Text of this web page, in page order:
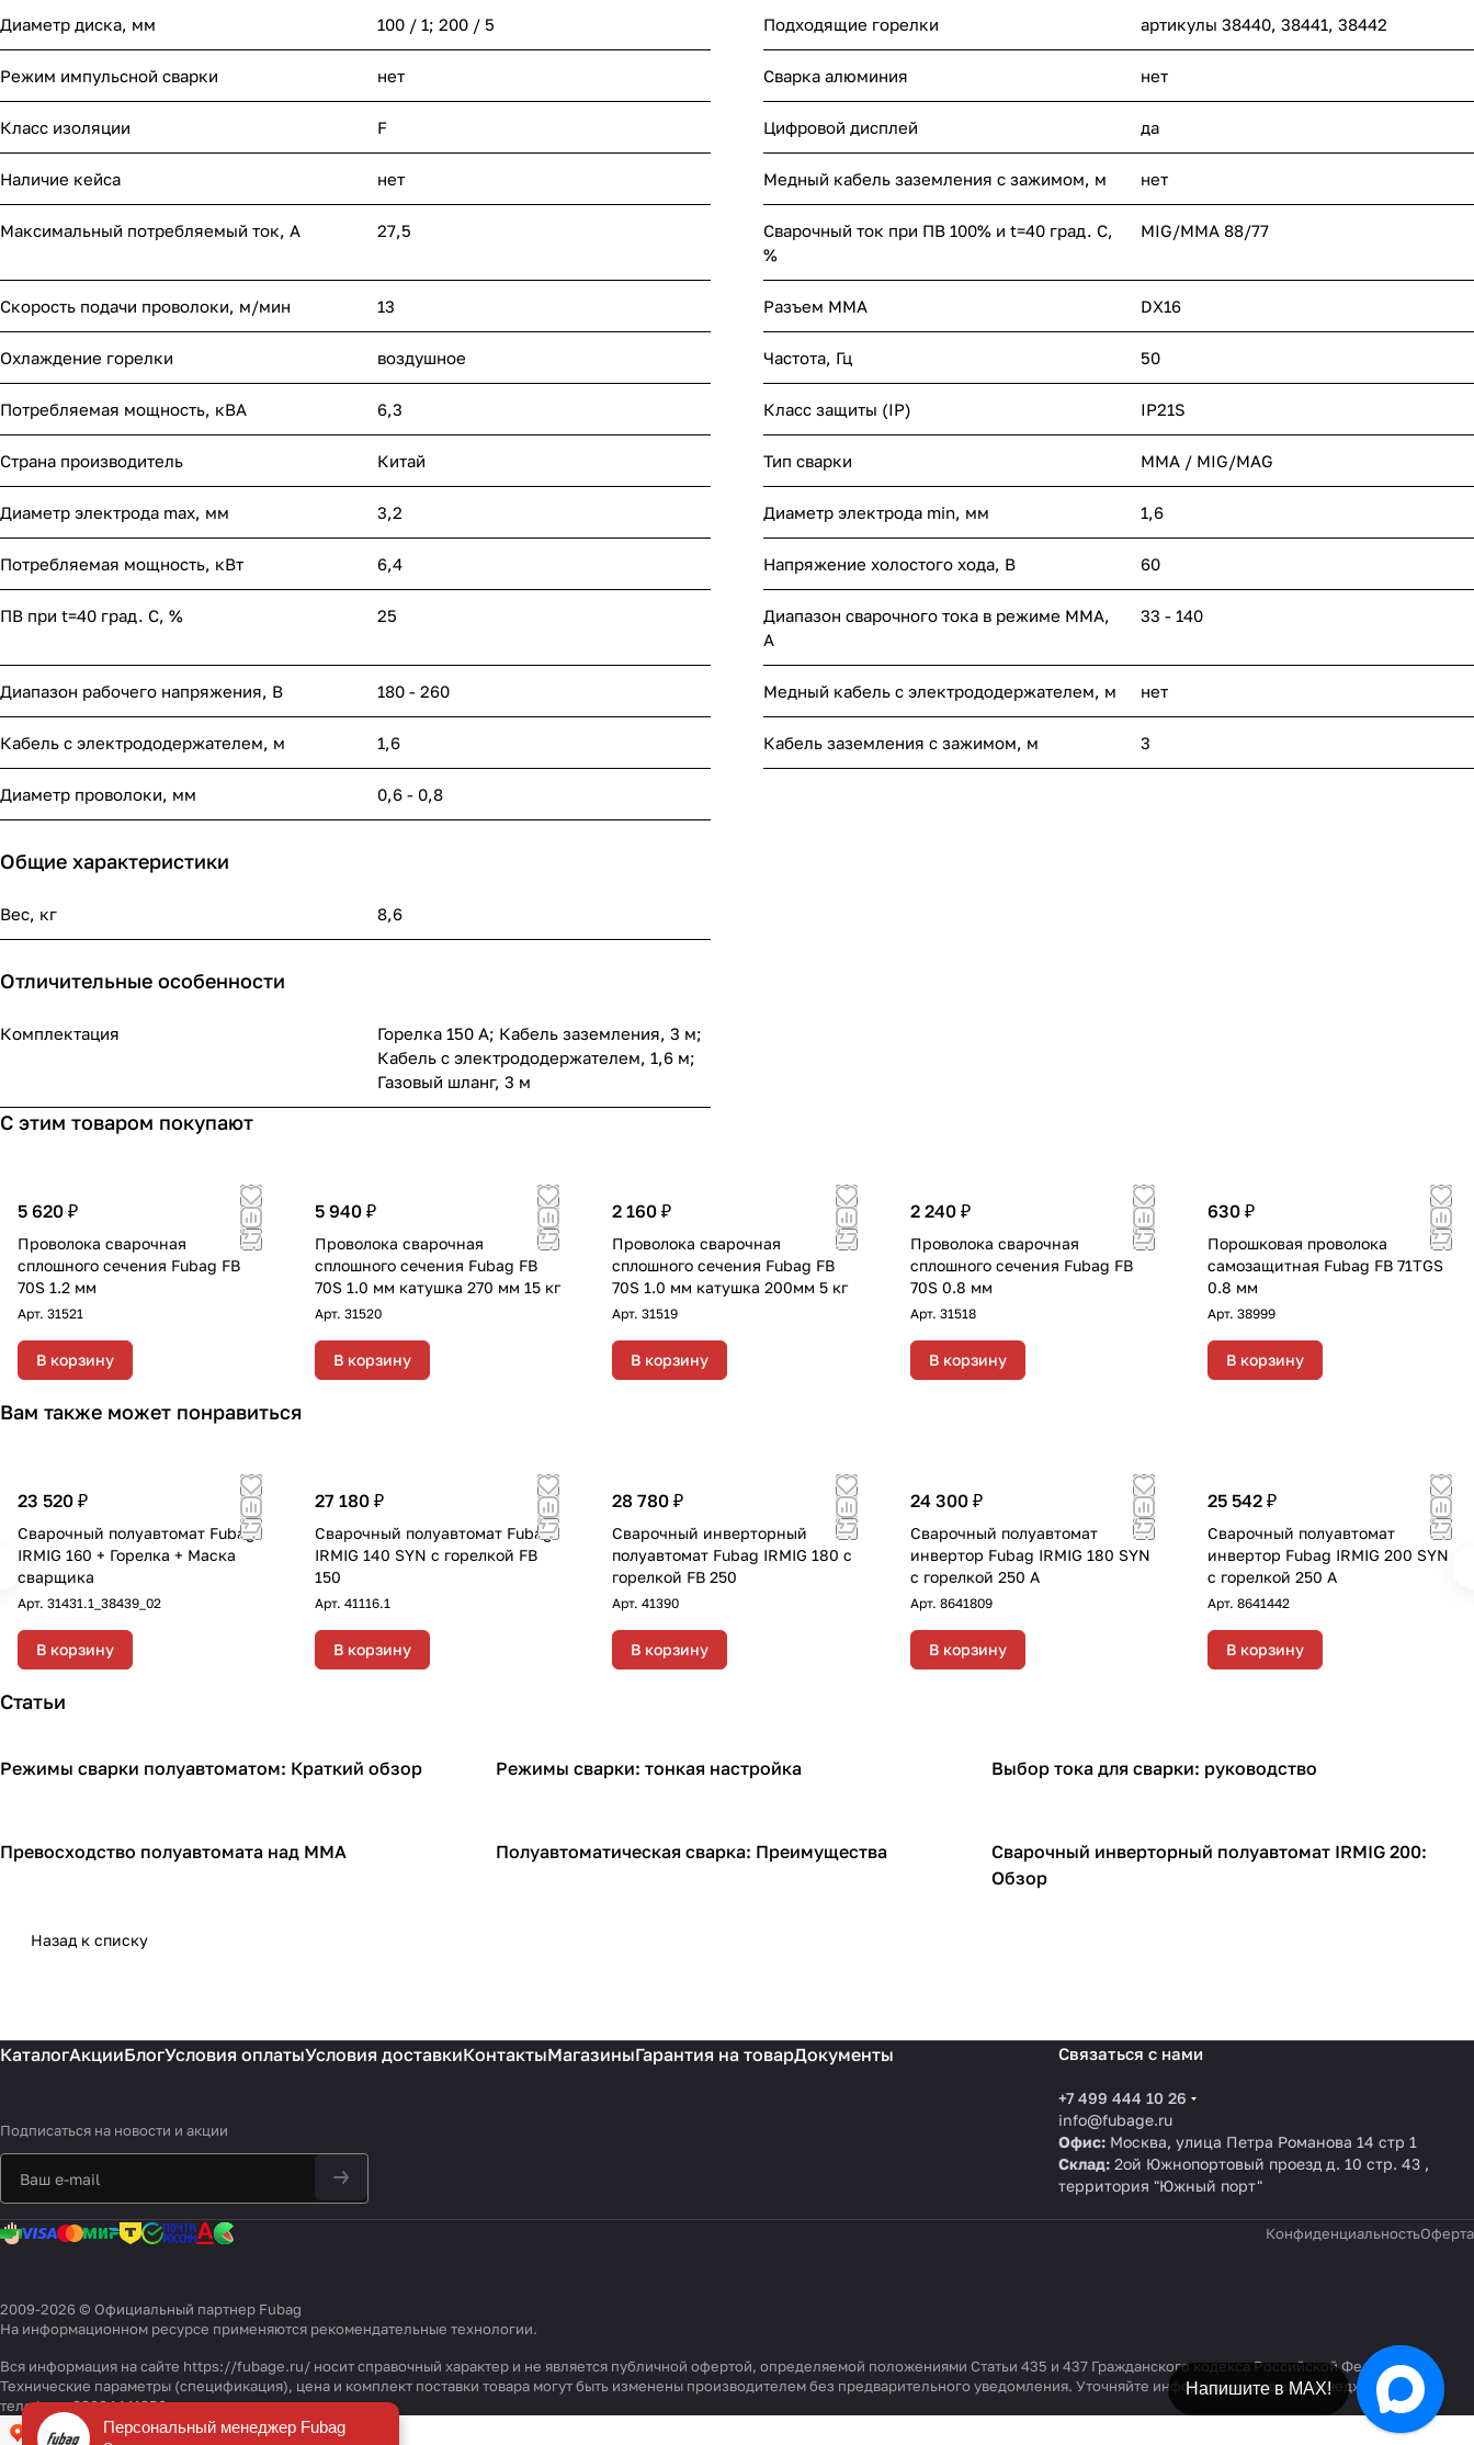
Диаметр диска, мм 100 / 1; 200 / 5 Подходящие горелки артикулы 38440, 38441, 38442
Режим импульсной сварки нет Сварка алюминия нет
Класс изоляции F Цифровой дисплей да
Наличие кейса нет Медный кабель заземления с зажимом, м нет
Максимальный потребляемый ток, А 27,5
Сварочный ток при ПВ 100% и t=40 град. С,
%
MIG/MMA 88/77
Скорость подачи проволоки, м/мин 13 Разъем ММА DX16
Охлаждение горелки воздушное Частота, Гц 50
Потребляемая мощность, кВА 6,3 Класс защиты (IP) IP21S
Страна производитель Китай Тип сварки MMA / MIG/MAG
Диаметр электрода max, мм 3,2 Диаметр электрода min, мм 1,6
Потребляемая мощность, кВт 6,4 Напряжение холостого хода, В 60
ПВ при t=40 град. С, % 25
Диапазон сварочного тока в режиме ММА,
А
33 - 140
Диапазон рабочего напряжения, B 180 - 260 Медный кабель с электрододержателем, м нет
Кабель с электрододержателем, м 1,6 Кабель заземления с зажимом, м 3
Диаметр проволоки, мм 0,6 - 0,8
Общие характеристики
Вес, кг 8,6
Отличительные особенности
Комплектация
Горелка 150 А; Кабель заземления, 3 м;
Кабель с электрододержателем, 1,6 м;
Газовый шланг, 3 м
С этим товаром покупают
5 620 ₽
Проволока сварочная
сплошного сечения Fubag FB
70S 1.2 мм
Арт. 31521
В корзину
5 940 ₽
Проволока сварочная
сплошного сечения Fubag FB
70S 1.0 мм катушка 270 мм 15 кг
Арт.31520
В корзину
2 160 ₽
Проволока сварочная
сплошного сечения Fubag FB
70S 1.0 мм катушка 200мм 5 кг
Арт.31519
В корзину
2 240 ₽
Проволока сварочная
сплошного сечения Fubag FB
70S 0.8 мм
Арт. 31518
В корзину
630 ₽
Порошковая проволока
самозащитная Fubag FB 71TGS
0.8 мм
Арт. 38999
В корзину
Вам также может понравиться
23 520 ₽
Сварочный полуавтомат Fubag
IRMIG 160 + Горелка + Маска
сварщика
Арт. 31431.1_38439_02
В корзину
27 180 ₽
Сварочный полуавтомат Fubag
IRMIG 140 SYN с горелкой FB
150
Арт.41116.1
В корзину
28 780 ₽
Сварочный инверторный
полуавтомат Fubag IRMIG 180 с
горелкой FB 250
Арт.41390
В корзину
24 300 ₽
Сварочный полуавтомат
инвертор Fubag IRMIG 180 SYN
с горелкой 250 А
Арт. 8641809
В корзину
25 542 ₽
Сварочный полуавтомат
инвертор Fubag IRMIG 200 SYN
с горелкой 250 А
Арт. 8641442
В корзину
Статьи
Сварочное оборудование
Режимы сварки полуавтоматом: Краткий обзор Сварочное оборудование
Режимы сварки: тонкая настройка Сварочное оборудование
Выбор тока для сварки: руководство
Сварочное оборудование
Превосходство полуавтомата над ММА Сварочное оборудование
Полуавтоматическая сварка: Преимущества Сварочное оборудование
Сварочный инверторный полуавтомат IRMIG 200:
Обзор
Назад к списку
КаталогАкцииБлогУсловия оплатыУсловия доставкиКонтактыМагазиныГарантия на товарДокументы
Подписаться на новости и акции
Связаться с нами
+7 499 444 10 26
info@fubage.ru
Офис:Москва, улица Петра Романова 14 стр 1
Склад:2ой Южнопортовый проезд д. 10 стр. 43 ,
территория "Южный порт"
КонфиденциальностьОферта
2009-2026 © Официальный партнер Fubag
На информационном ресурсе применяются рекомендательные технологии.
Вся информация на сайте https://fubage.ru/ носит справочный характер и не является публичной офертой, определяемой положениями Статьи 435 и 437 Гражданского кодекса Российской Федерации.
Технические параметры (спецификация), цена и комплект поставки товара могут быть изменены производителем без предварительного уведомления. Уточняйте информацию у наших менеджеров по
телефону 88004441850
Персональный менеджер Fubag
Напишите в МАХ!